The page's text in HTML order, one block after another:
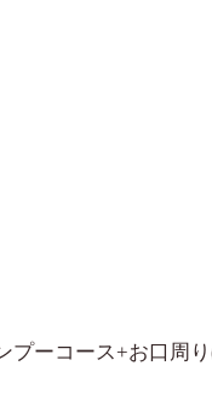
ーコース+お口周